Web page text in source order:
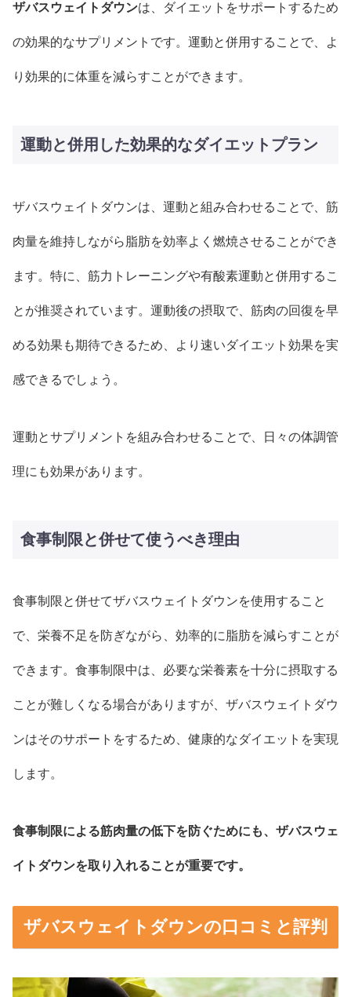
ザバスウェイトダウンは、ダイエットをサポートするため
の効果的なサプリメントです。運動と併用することで、よ
り効果的に体重を減らすことができます。
運動と併用した効果的なダイエットプラン
ザバスウェイトダウンは、運動と組み合わせることで、筋
肉量を維持しながら脂肪を効率よく燃焼させることができ
ます。特に、筋力トレーニングや有酸素運動と併用するこ
とが推奨されています。運動後の摂取で、筋肉の回復を早
める効果も期待できるため、より速いダイエット効果を実
感できるでしょう。
運動とサプリメントを組み合わせることで、日々の体調管
理にも効果があります。
食事制限と併せて使うべき理由
食事制限と併せてザバスウェイトダウンを使用すること
で、栄養不足を防ぎながら、効率的に脂肪を減らすことが
できます。食事制限中は、必要な栄養素を十分に摂取する
ことが難しくなる場合がありますが、ザバスウェイトダウ
ンはそのサポートをするため、健康的なダイエットを実現
します。
食事制限による筋肉量の低下を防ぐためにも、ザバスウェ
イトダウンを取り入れることが重要です。
ザバスウェイトダウンの口コミと評判